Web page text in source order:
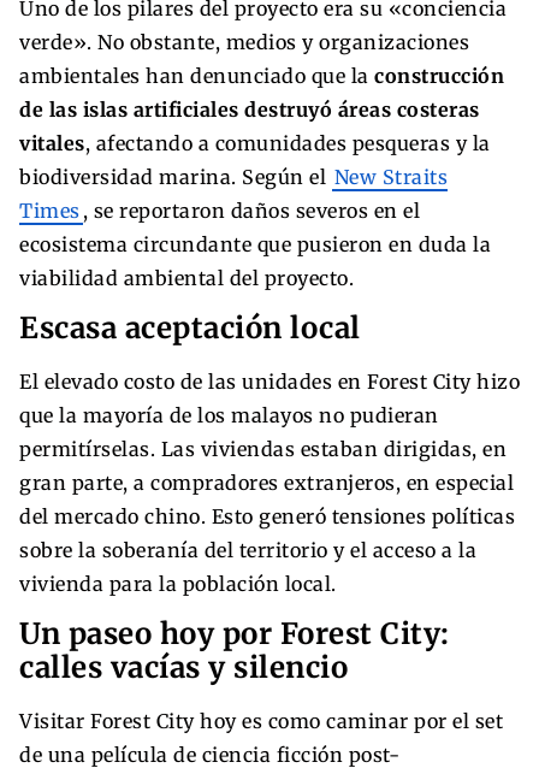
Uno de los pilares del proyecto era su «conciencia
verde». No obstante, medios y organizaciones
ambientales han denunciado que la construcción
de las islas artificiales destruyó áreas costeras
vitales, afectando a comunidades pesqueras y la
biodiversidad marina. Según el New Straits
Times , se reportaron daños severos en el
ecosistema circundante que pusieron en duda la
viabilidad ambiental del proyecto.
Escasa aceptación local
El elevado costo de las unidades en Forest City hizo
que la mayoría de los malayos no pudieran
permitírselas. Las viviendas estaban dirigidas, en
gran parte, a compradores extranjeros, en especial
del mercado chino. Esto generó tensiones políticas
sobre la soberanía del territorio y el acceso a la
vivienda para la población local.
Un paseo hoy por Forest City:
calles vacías y silencio
Visitar Forest City hoy es como caminar por el set
de una película de ciencia ficción post-